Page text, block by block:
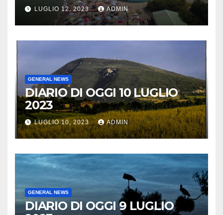
LUGLIO 12, 2023 ADMIN
GENERAL NEWS
DIARIO DI OGGI 10 LUGLIO
2023
LUGLIO 10, 2023 ADMIN
GENERAL NEWS
DIARIO DI OGGI 9 LUGLIO